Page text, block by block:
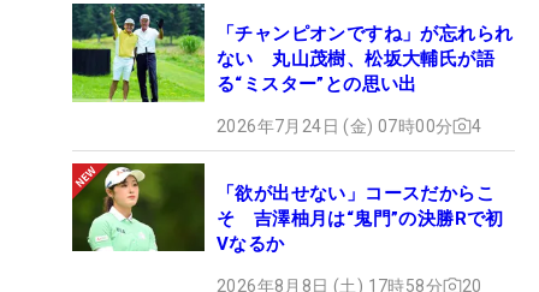
「チャンピオンですね」が忘れられ
ない 丸山茂樹、松坂大輔氏が語
る“ミスター”との思い出
2026年7月24日 (金) 07時00分 4
「欲が出せない」コースだからこ
そ 吉澤柚月は“鬼門”の決勝Rで初
Vなるか
2026年8月8日 (土) 17時58分 20